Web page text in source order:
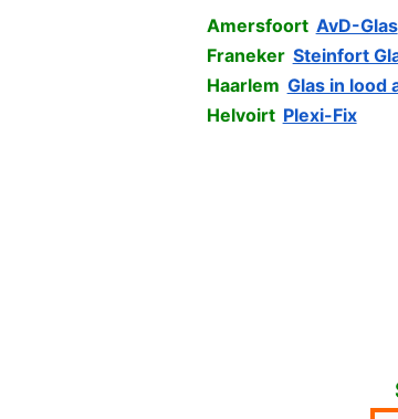
Amersfoort AvD-Glas
Franeker Steinfort
Haarlem Glas in lood
Helvoirt Plexi-Fix